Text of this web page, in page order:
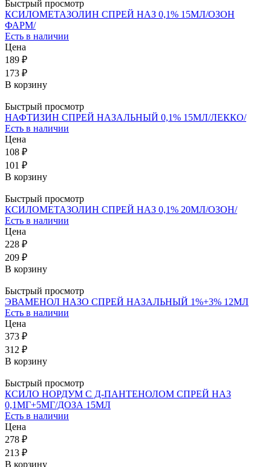
Быстрый просмотр
КСИЛОМЕТАЗОЛИН СПРЕЙ НАЗ 0,1% 15МЛ/ОЗОН
ФАРМ/
Есть в наличии
Цена
189 ₽
173 ₽
В корзину
Быстрый просмотр
НАФТИЗИН СПРЕЙ НАЗАЛЬНЫЙ 0,1% 15МЛ/ЛЕККО/
Есть в наличии
Цена
108 ₽
101 ₽
В корзину
Быстрый просмотр
КСИЛОМЕТАЗОЛИН СПРЕЙ НАЗ 0,1% 20МЛ/ОЗОН/
Есть в наличии
Цена
228 ₽
209 ₽
В корзину
Быстрый просмотр
ЭВАМЕНОЛ НАЗО СПРЕЙ НАЗАЛЬНЫЙ 1%+3% 12МЛ
Есть в наличии
Цена
373 ₽
312 ₽
В корзину
Быстрый просмотр
КСИЛО НОРДУМ С Д-ПАНТЕНОЛОМ СПРЕЙ НАЗ
0,1МГ+5МГ/ДОЗА 15МЛ
Есть в наличии
Цена
278 ₽
213 ₽
В корзину